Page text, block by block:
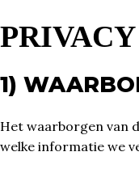
1)
Het waarborgen van
welke informatie we